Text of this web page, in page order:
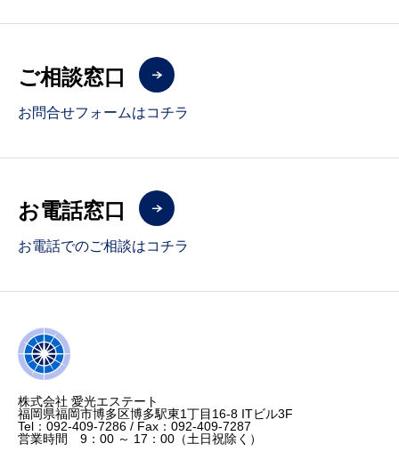
ご相談窓口
お問合せフォームはコチラ
お電話窓口
お電話でのご相談はコチラ
株式会社 愛光エステート
福岡県福岡市博多区博多駅東1丁目16-8 ITビル3F
Tel：092‐409-7286 / Fax：092-409-7287
営業時間 9：00 ～ 17：00（土日祝除く）